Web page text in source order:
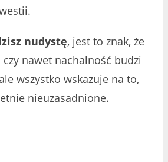
nudystę, jest to znak, że
nawet nachalność budzi
wszystko wskazuje na to,
nieuzasadnione.